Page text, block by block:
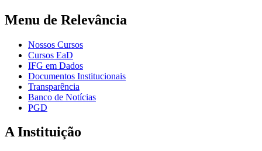
Menu de Relevância
Nossos Cursos
Cursos EaD
IFG em Dados
Documentos Institucionais
Transparência
Banco de Notícias
PGD
A Instituição